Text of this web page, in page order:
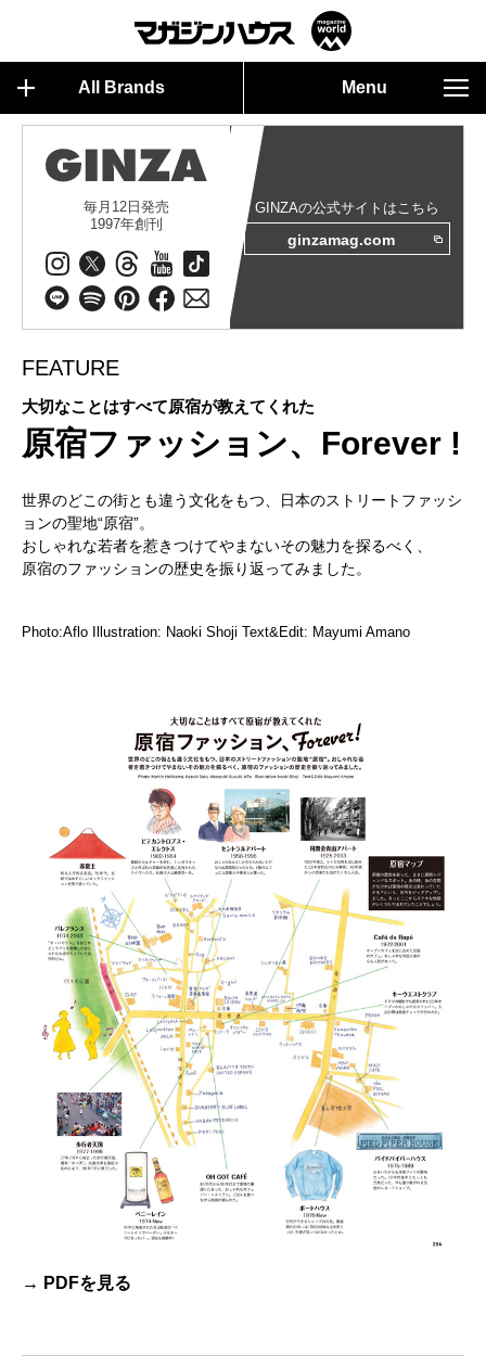
All Brands Menu
毎月12日発売
1997年創刊
GINZAの公式サイトはこちら
ginzamag.com
FEATURE
大切なことはすべて原宿が教えてくれた
原宿ファッション、Forever !
世界のどこの街とも違う文化をもつ、日本のストリートファッシ
ョンの聖地“原宿”。
おしゃれな若者を惹きつけてやまないその魅力を探るべく、
原宿のファッションの歴史を振り返ってみました。
Photo:Aflo Illustration: Naoki Shoji Text&Edit: Mayumi Amano
→ PDFを見る